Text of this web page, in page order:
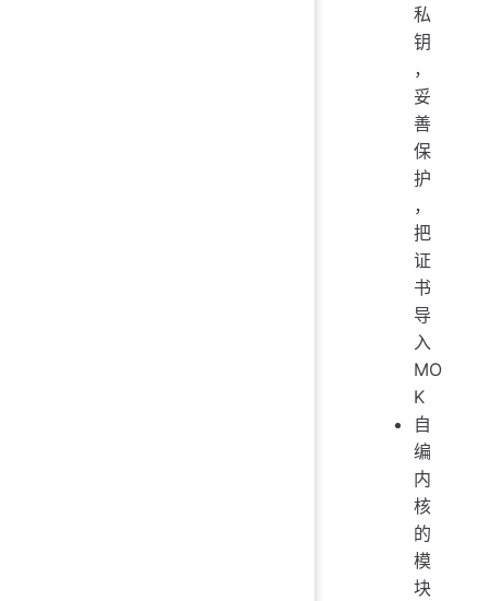
私
钥
，
妥
善
保
护
，
把
证
书
导
入
MO
K
自
编
内
核
的
模
块